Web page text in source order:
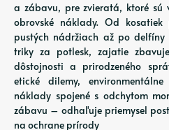
a zábavu, pre zvieratá, ktoré sú
obrovské náklady. Od
pustých nádržiach až po delfíny
triky za potlesk, zajatie
dôstojnosti a prirodzeného
etické dilemy,
náklady spojené s odchytom
zábavu – odhaľuje priemysel
na ochrane prírody